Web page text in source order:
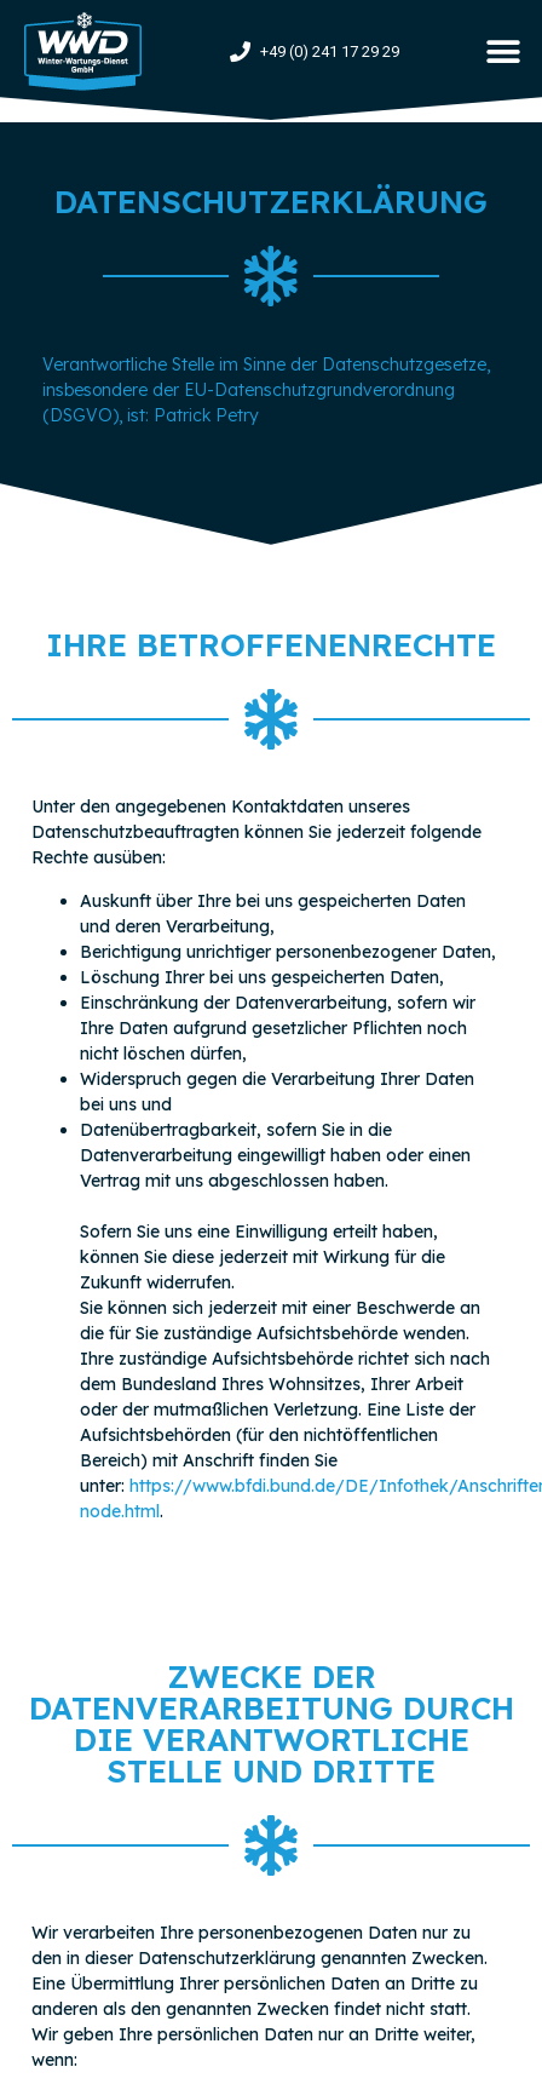
+49 (0) 241 17 29 29
DATENSCHUTZERKLÄRUNG
Verantwortliche Stelle im Sinne der Datenschutzgesetze,
insbesondere der EU-Datenschutzgrundverordnung
(DSGVO), ist: Patrick Petry
IHRE BETROFFENENRECHTE
Unter den angegebenen Kontaktdaten unseres
Datenschutzbeauftragten können Sie jederzeit folgende
Rechte ausüben:
Auskunft über Ihre bei uns gespeicherten Daten
und deren Verarbeitung,
Berichtigung unrichtiger personenbezogener Daten,
Löschung Ihrer bei uns gespeicherten Daten,
Einschränkung der Datenverarbeitung, sofern wir
Ihre Daten aufgrund gesetzlicher Pflichten noch
nicht löschen dürfen,
Widerspruch gegen die Verarbeitung Ihrer Daten
bei uns und
Datenübertragbarkeit, sofern Sie in die
Datenverarbeitung eingewilligt haben oder einen
Vertrag mit uns abgeschlossen haben.
Sofern Sie uns eine Einwilligung erteilt haben,
können Sie diese jederzeit mit Wirkung für die
Zukunft widerrufen.
Sie können sich jederzeit mit einer Beschwerde an
die für Sie zuständige Aufsichtsbehörde wenden.
Ihre zuständige Aufsichtsbehörde richtet sich nach
dem Bundesland Ihres Wohnsitzes, Ihrer Arbeit
oder der mutmaßlichen Verletzung. Eine Liste der
Aufsichtsbehörden (für den nichtöffentlichen
Bereich) mit Anschrift finden Sie
unter: https://www.bfdi.bund.de/DE/Infothek/
node.html.
ZWECKE DER
DATENVERARBEITUNG DURCH
DIE VERANTWORTLICHE
STELLE UND DRITTE
Wir verarbeiten Ihre personenbezogenen Daten nur zu
den in dieser Datenschutzerklärung genannten Zwecken.
Eine Übermittlung Ihrer persönlichen Daten an Dritte zu
anderen als den genannten Zwecken findet nicht statt.
Wir geben Ihre persönlichen Daten nur an Dritte weiter,
wenn: